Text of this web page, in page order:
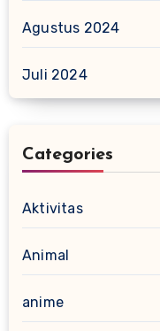
Agustus 2024
Juli 2024
Categories
Aktivitas
Animal
anime